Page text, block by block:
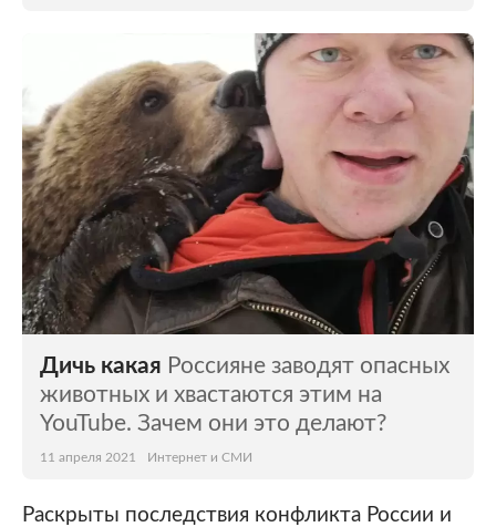
Дичь какая Россияне заводят опасных
животных и хвастаются этим на
YouTube. Зачем они это делают?
11 апреля 2021 Интернет и СМИ
Раскрыты последствия конфликта России и